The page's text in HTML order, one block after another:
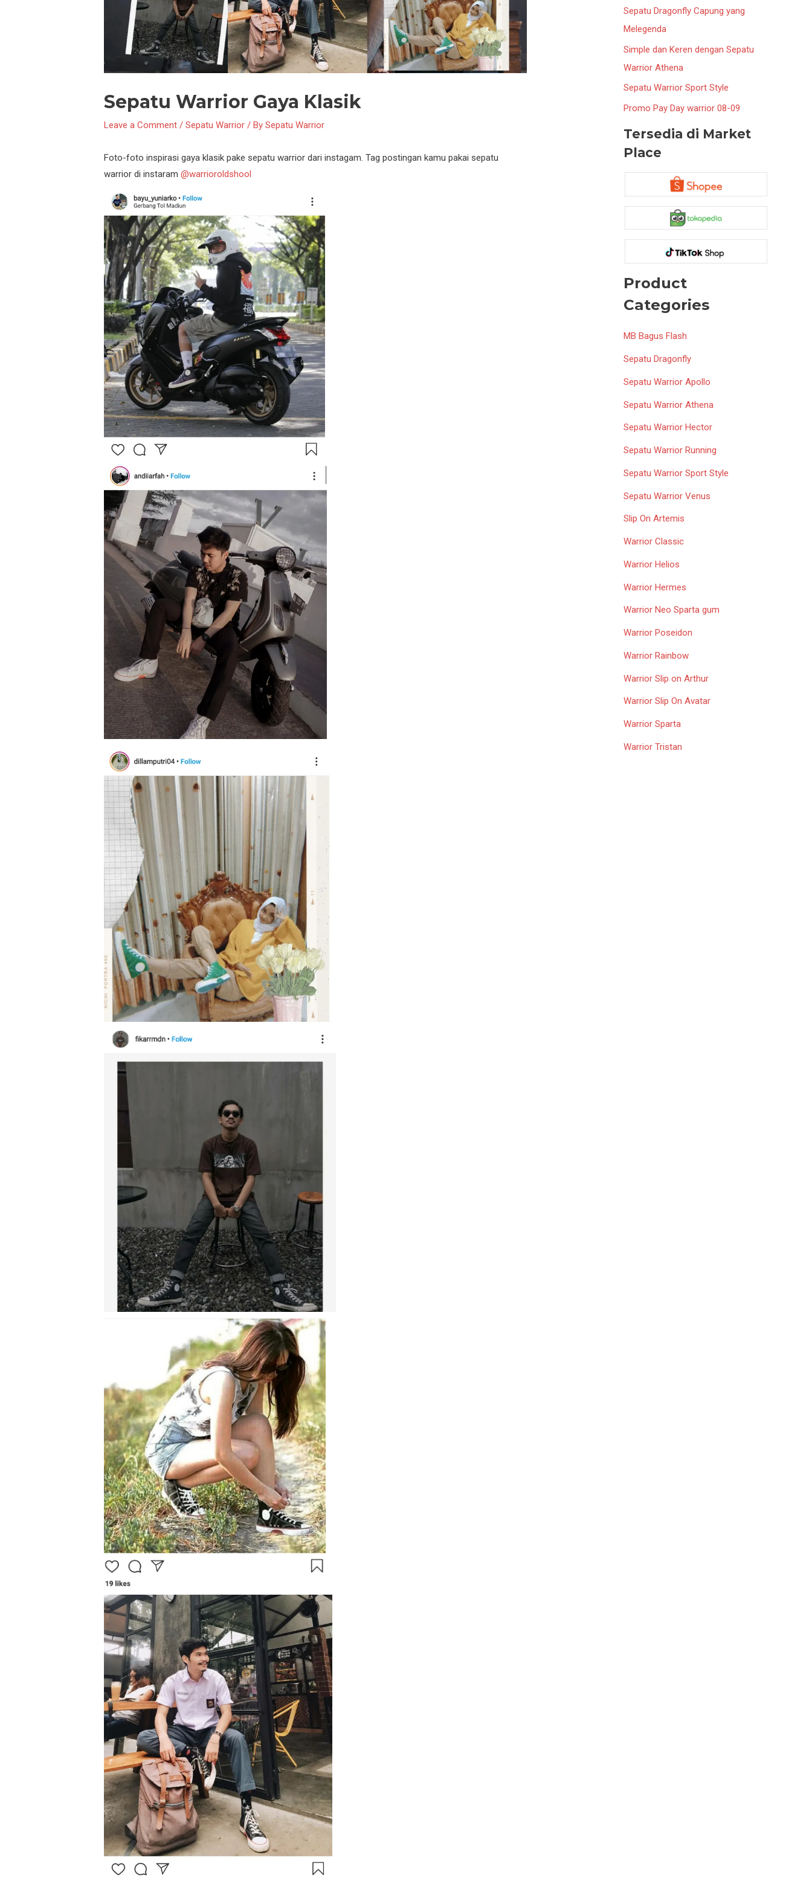
Sepatu Warrior Gaya Klasik
Leave a Comment /Sepatu Warrior / BySepatu Warrior
Foto-foto inspirasi gaya klasik pake sepatu warrior dari instagam. Tag postingan kamu pakai sepatu
warrior di instaram@warrioroldshool
Sepatu Dragonfly Capung yang
Melegenda
Simple dan Keren dengan Sepatu
Warrior Athena
Sepatu Warrior Sport Style
Promo Pay Day warrior 08-09
Tersedia di Market
Place
Product
Categories
MB Bagus Flash
Sepatu Dragonfly
Sepatu Warrior Apollo
Sepatu Warrior Athena
Sepatu Warrior Hector
Sepatu Warrior Running
Sepatu Warrior Sport Style
Sepatu Warrior Venus
Slip On Artemis
Warrior Classic
Warrior Helios
Warrior Hermes
Warrior Neo Sparta gum
Warrior Poseidon
Warrior Rainbow
Warrior Slip on Arthur
Warrior Slip On Avatar
Warrior Sparta
Warrior Tristan